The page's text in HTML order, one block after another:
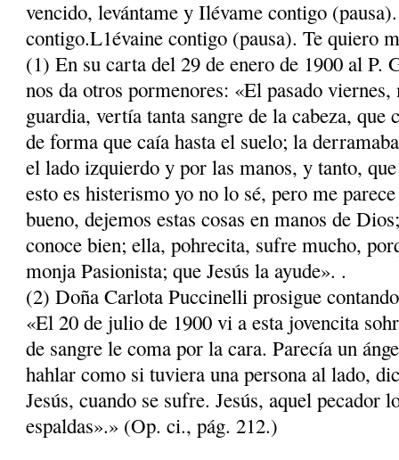
vencido, levántame y Ilévame contigo
contigo.L1évaine contigo (pausa). Te quiero
(1) En su carta del 29 de enero de 1900 al P.
nos da otros pormenores: «El pasado
guardia, vertía tanta sangre de la cabeza, que
de forma que caía hasta el suelo; la
el lado izquierdo y por las manos, y tanto,
esto es histerismo yo no lo sé, pero me
bueno, dejemos estas cosas en manos de
conoce bien; ella, pohrecita, sufre mucho,
monja Pasionista; que Jesús la ayude». .
(2) Doña Carlota Puccinelli prosigue
«El 20 de julio de 1900 vi a esta jovencita
de sangre le coma por la cara. Parecía un
hahlar como si tuviera una persona al lado,
Jesús, cuando se sufre. Jesús, aquel pecador
espaldas».» (Op. ci., pág. 212.)